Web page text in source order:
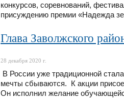
конкурсов, соревнований,
присуждению премии «Надежда
Глава Заволжского
28 декабря 2020 г.
В России уже традиционной
мечты сбываются. К акции
Он исполнил желание